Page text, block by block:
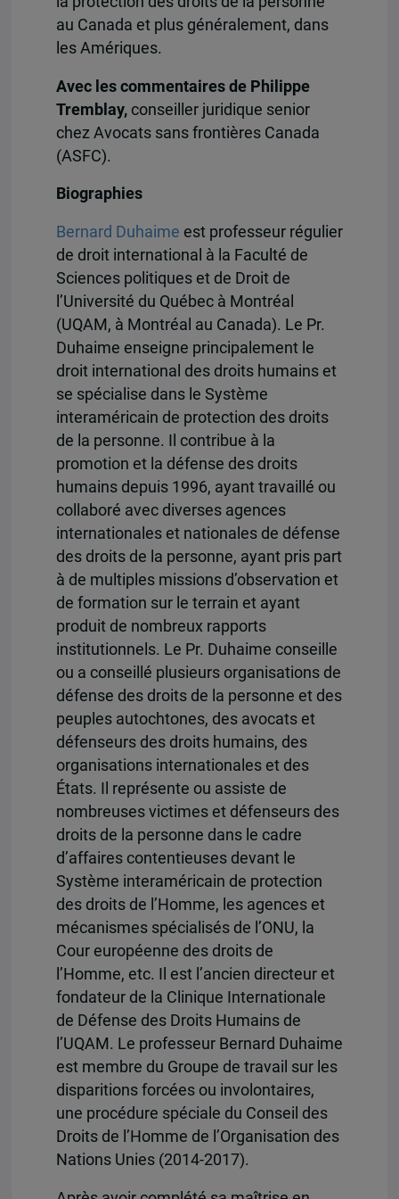
au Canada et plus généralement, dans
les Amériques.
Avec les commentaires de Philippe
Tremblay,conseiller juridique senior
chez Avocats sans frontières Canada
(ASFC).
Biographies
Bernard Duhaime est professeur régulier
de droit international à la Faculté de
Sciences politiques et de Droit de
l’Université du Québec à Montréal
(UQAM, à Montréal au Canada). Le Pr.
Duhaime enseigne principalement le
droit international des droits humains et
se spécialise dans le Système
interaméricain de protection des droits
de la personne. Il contribue à la
promotion et la défense des droits
humains depuis 1996, ayant travaillé ou
collaboré avec diverses agences
internationales et nationales de défense
des droits de la personne, ayant pris part
à de multiples missions d’observation et
de formation sur le terrain et ayant
produit de nombreux rapports
institutionnels. Le Pr. Duhaime conseille
ou a conseillé plusieurs organisations de
défense des droits de la personne et des
peuples autochtones, des avocats et
défenseurs des droits humains, des
organisations internationales et des
États. Il représente ou assiste de
nombreuses victimes et défenseurs des
droits de la personne dans le cadre
d’affaires contentieuses devant le
Système interaméricain de protection
des droits de l’Homme, les agences et
mécanismes spécialisés de l’ONU, la
Cour européenne des droits de
l’Homme, etc. Il est l’ancien directeur et
fondateur de la Clinique Internationale
de Défense des Droits Humains de
l’UQAM. Le professeur Bernard Duhaime
est membre du Groupe de travail sur les
disparitions forcées ou involontaires,
une procédure spéciale du Conseil des
Droits de l’Homme de l’Organisation des
Nations Unies (2014-2017).